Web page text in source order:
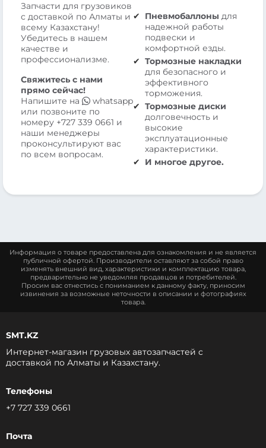
Запчасти для грузовиков
с доставкой по Алматы и
всему Казахстану!
Убедитесь в нашем
качестве и
профессионализме.
Свяжитесь с нами
прямо сейчас!
Напишите на
whatsapp
или позвоните по
номеру +727 339 0661 и
наши менеджеры
проконсультируют вас
по всем вопросам.
Пневмобаллоны для
надежной работы
подвески и
комфортной езды.
Тормозные накладки
для безопасного и
эффективного
торможения.
Тормозные диски
долговечность и
высокие
эксплуатационные
характеристики.
И многое другое.
Информация о товаре предоставлена для ознакомления и не является
публичной офертой. Производители оставляют за собой право
изменять внешний вид, характеристики и комплектацию товара,
предварительно не уведомляя продавцов и потребителей.
Просим вас отнестись с пониманием к данному факту, приносим
извинения за возможные неточности в описании и фотографиях
товара.
SMT.KZ
Интернет-магазин грузовых автозапчастей c
доставкой по Алматы и Казахстану.
Телефоны
+7 727 339 0661
Почта